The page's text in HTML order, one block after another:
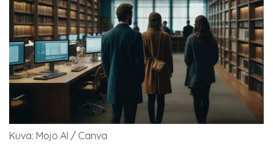
Kuva: Mojo AI / Canva